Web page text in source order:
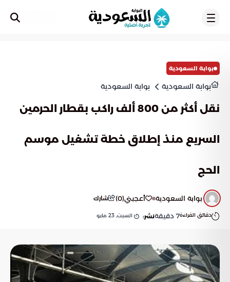
بوابة السعودية
بوابة السعودية بوابة السعودية
نقل أكثر من 800 ألف راكب بقطار الحرمين
السريع منذ إطلاق خطة تشغيل موسم
الحج
بوابة السعودية أعجبني(
0
) شارك
دقائق القراءة7 دقيقةنشر: السبت, 23 مايو